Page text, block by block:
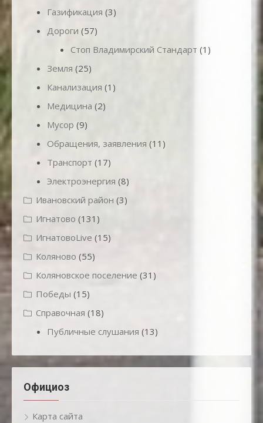
Газификация (3)
Дороги (57)
Стоп Владимирский Стандарт (1)
Земля (25)
Канализация (1)
Медицина (2)
Мусор (9)
Обращения, заявления (11)
Транспорт (17)
Электроэнергия (8)
Ивановский район (3)
Игнатово (131)
ИгнатовоLive (15)
Коляново (55)
Коляновское поселение (31)
Победы (15)
Справочная (18)
Публичные слушания (13)
Официоз
Карта сайта